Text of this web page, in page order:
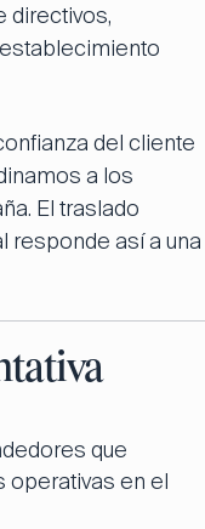
directivos,
del cliente
a los
El traslado
responde así a una
que
operativas en el